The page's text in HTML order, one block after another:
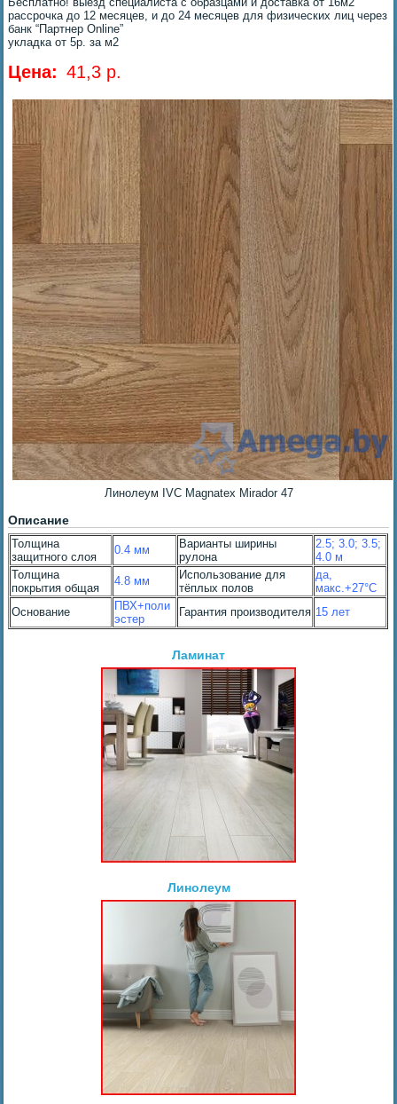
рассрочка до 12 месяцев, и до 24 месяцев для физических лиц через
банк “Партнер Online”
укладка от 5р. за м2
Цена: 41,3 p.
Линолеум IVC Magnatex Mirador 47
Описание
Толщина
защитного слоя
0.4 мм
Варианты ширины
рулона
2.5; 3.0; 3.5;
4.0 м
Толщина
покрытия общая
4.8 мм
Использование для
тёплых полов
да,
макс.+27°С
Основание
ПВХ+поли
эстер
Гарантия производителя 15 лет
Ламинат
Линолеум